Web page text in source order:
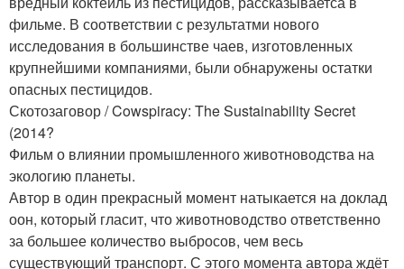
фильме. В соответствии с результатми нового
исследования в большинстве чаев, изготовленных
крупнейшими компаниями, были обнаружены остатки
опасных пестицидов.
Скотозаговор / Cowspiracy: The Sustainability Secret
(2014?
Фильм о влиянии промышленного животноводства на
экологию планеты.
Автор в один прекрасный момент натыкается на доклад
оон, который гласит, что животноводство ответственно
за большее количество выбросов, чем весь
существующий транспорт. С этого момента автора ждёт